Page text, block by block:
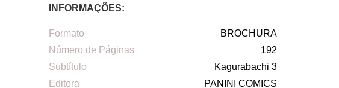
INFORMAÇÕES:
Formato
BROCHURA
Número de Páginas
192
Subtítulo
Kagurabachi 3
Editora
PANINI COMICS